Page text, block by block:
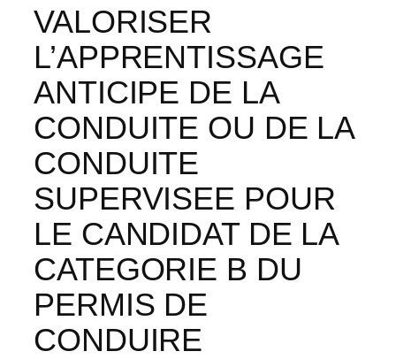
VALORISER
L’APPRENTISSAGE
ANTICIPE DE LA
CONDUITE OU DE LA
CONDUITE
SUPERVISEE POUR
LE CANDIDAT DE LA
CATEGORIE B DU
PERMIS DE
CONDUIRE